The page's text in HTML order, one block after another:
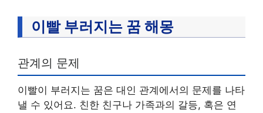
이빨 부러지는 꿈 해몽
관계의 문제
이빨이 부러지는 꿈은 대인 관계에서의 문제를 나타
낼 수 있어요. 친한 친구나 가족과의 갈등, 혹은 연